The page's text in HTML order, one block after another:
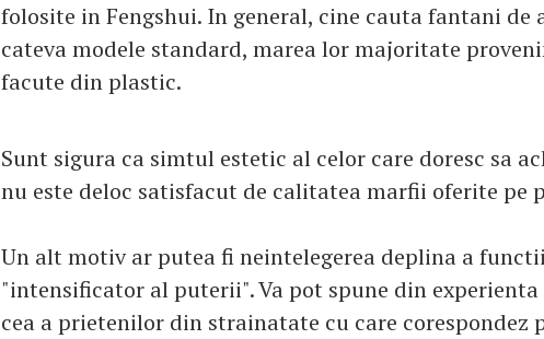
folosite in Fengshui. In general, cine cauta fantani de
cateva modele standard, marea lor majoritate
facute din plastic.
Sunt sigura ca simtul estetic al celor care doresc sa
nu este deloc satisfacut de calitatea marfii oferite pe
Un alt motiv ar putea fi neintelegerea deplina a
"intensificator al puterii". Va pot spune din
cea a prietenilor din strainatate cu care corespondez